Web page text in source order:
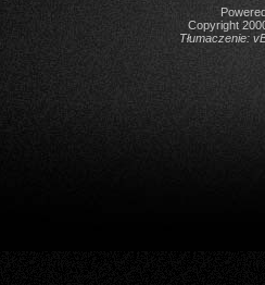
Copyright
Tłumaczenie: